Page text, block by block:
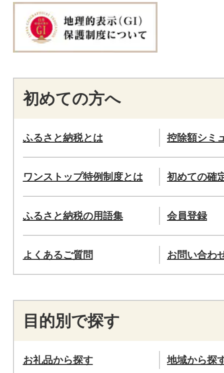
初めての方へ
ふるさと納税とは 控除額シミ
ワンストップ特例制度とは 初めての確
ふるさと納税の用語集 会員登録
よくあるご質問 お問い合わ
目的別で探す
お礼品から探す 地域から探